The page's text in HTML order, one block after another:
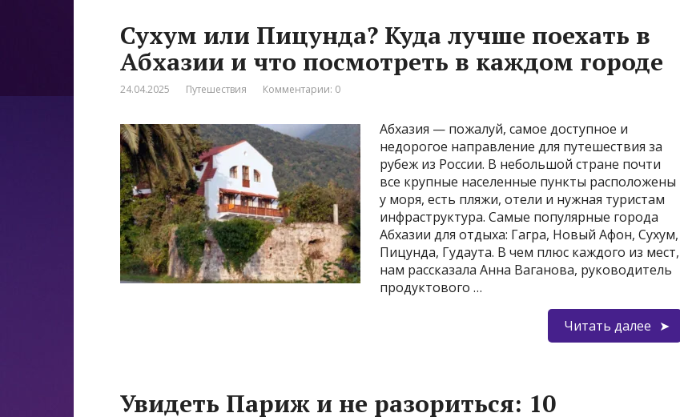
Сухум или Пицунда? Куда лучше поехать в
Абхазии и что посмотреть в каждом городе
24.04.2025 Путешествия Комментарии: 0
Абхазия — пожалуй, самое доступное и
недорогое направление для путешествия за
рубеж из России. В небольшой стране почти
все крупные населенные пункты расположены
у моря, есть пляжи, отели и нужная туристам
инфраструктура. Самые популярные города
Абхазии для отдыха: Гагра, Новый Афон, Сухум,
Пицунда, Гудаута. В чем плюс каждого из мест,
нам рассказала Анна Ваганова, руководитель
продуктового …
Читать далее
Увидеть Париж и не разориться: 10